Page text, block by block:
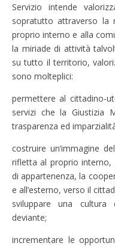
Servizio intende
sopratutto attraverso
proprio interno e alla
la miriade di attività
su tutto il territorio,
sono molteplici:
permettere al cittadino-
servizi che la Giustizia
trasparenza ed
costruire un’immagine
rifletta al proprio interno,
di appartenenza, la
e all’esterno, verso il
sviluppare una cultura
deviante;
incrementare le